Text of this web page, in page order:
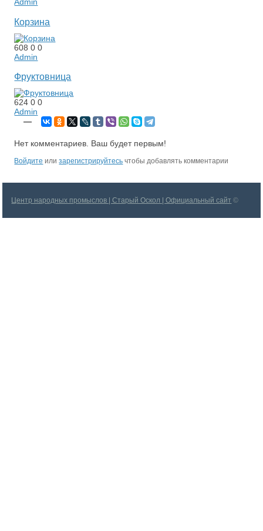
Admin
Корзина
60800
Admin
Фруктовница
62400
Admin
—
Нет комментариев. Ваш будет первым!
Войдите илизарегистрируйтесь чтобы добавлять комментарии
Центр народных промыслов | Старый Оскол | Официальный сайт ©